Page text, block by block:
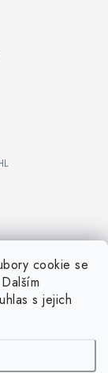
cookie se
s jejich
Timbersport